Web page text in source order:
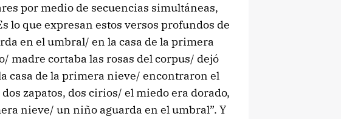
por medio de secuencias simultáneas,
lo que expresan estos versos profundos de
en el umbral/ en la casa de la primera
madre cortaba las rosas del corpus/ dejó
casa de la primera nieve/ encontraron el
zapatos, dos cirios/ el miedo era dorado,
nieve/ un niño aguarda en el umbral”. Y